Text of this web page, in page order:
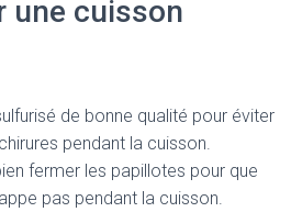
une cuisson
de bonne qualité pour éviter
pendant la cuisson.
fermer les papillotes pour que
pas pendant la cuisson.